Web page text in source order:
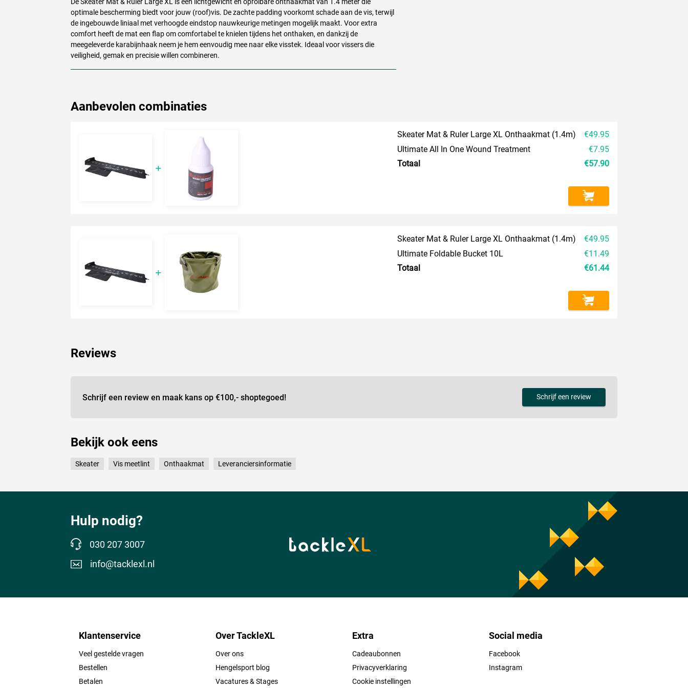
optimale bescherming biedt voor jouw (roof)vis. De zachte padding voorkomt schade aan de vis, terwijl
de ingebouwde liniaal met verhoogde eindstop nauwkeurige metingen mogelijk maakt. Voor extra
comfort heeft de mat een flap om comfortabel te knielen tijdens het onthaken, en dankzij de
meegeleverde karabijnhaak neem je hem eenvoudig mee naar elke visstek. Ideaal voor vissers die
veiligheid, gemak en precisie willen combineren.
Aanbevolen combinaties
Skeater Mat & Ruler Large XL Onthaakmat (1.4m)
€49.95
Ultimate All In One Wound Treatment
€7.95
Totaal
€57.90
Skeater Mat & Ruler Large XL Onthaakmat (1.4m)
€49.95
Ultimate Foldable Bucket 10L
€11.49
Totaal
€61.44
Reviews
Schrijf een review en maak kans op €100,- shoptegoed! Schrijf een review
Bekijk ook eens
Skeater Vis meetlint Onthaakmat Leveranciersinformatie
Hulp nodig?
030 207 3007
info@tacklexl.nl
Klantenservice
Veel gestelde vragen
Bestellen
Betalen
Over TackleXL
Over ons
Hengelsport blog
Vacatures & Stages
Extra
Cadeaubonnen
Privacyverklaring
Cookie instellingen
Social media
Facebook
Instagram